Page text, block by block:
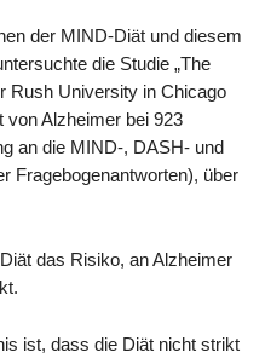
der MIND-Diät und diesem
die Studie „The
Rush University in Chicago
von Alzheimer bei 923
an die MIND-, DASH- und
Fragebogenantworten), über
das Risiko, an Alzheimer
ist, dass die Diät nicht strikt